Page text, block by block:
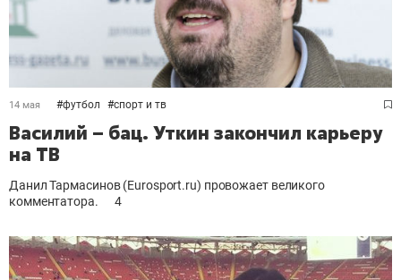
14 мая #футбол #спорт и тв
Василий – бац. Уткин закончил карьеру
на ТВ
Данил Тармасинов (Eurosport.ru) провожает великого
комментатора.
4